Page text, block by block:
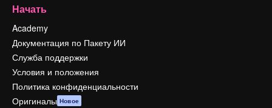
Начать
Academy
Документация по Пакету ИИ
Служба поддержки
Условия и положения
Политика конфиденциальности
Оригиналы Новое